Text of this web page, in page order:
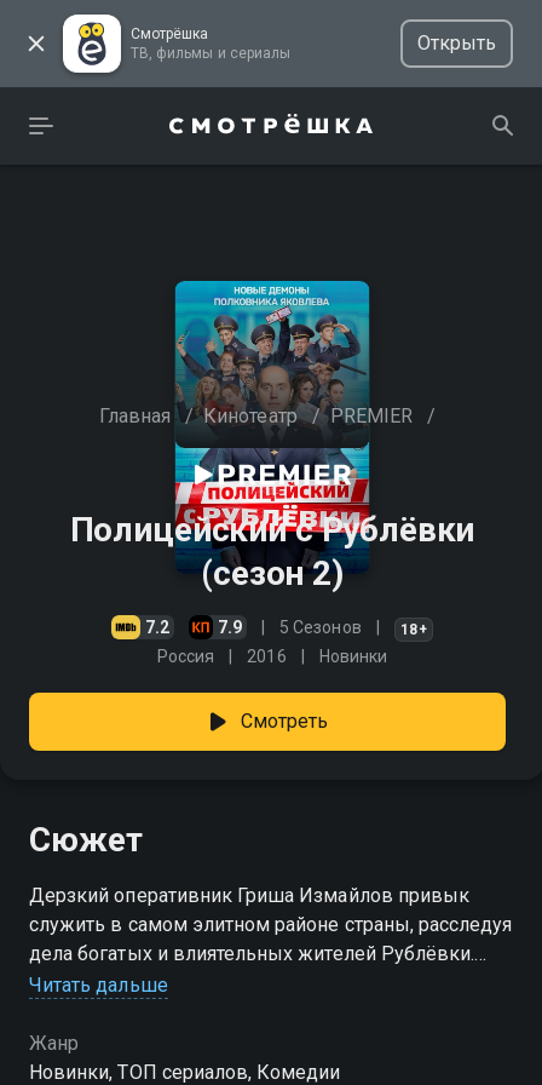
Смотрёшка
ТВ, фильмы и сериалы
Открыть
Главная / Кинотеатр / PREMIER /
Полицейский с Рублёвки
(сезон 2)
7.2 7.9 5 Сезонов 18+
Россия 2016 Новинки
Смотреть
Сюжет
Дерзкий оперативник Гриша Измайлов привык
служить в самом элитном районе страны, расследуя
дела богатых и влиятельных жителей Рублёвки.
Однако теперь его и коллег ждет крутой поворот —
спальный район Бескудниково. Повышение
приносит массу проблем: Гриша становится
Читать дальше
Жанр
Новинки, ТОП сериалов, Комедии